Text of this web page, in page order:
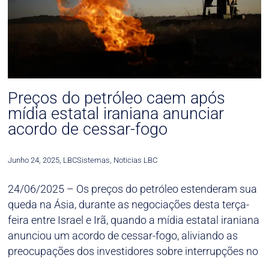
Preços do petróleo caem após
mídia estatal iraniana anunciar
acordo de cessar-fogo
Junho 24, 2025, LBCSistemas, Noticias LBC
24/06/2025 – Os preços do petróleo estenderam sua
queda na Ásia, durante as negociações desta terça-
feira entre Israel e Irã, quando a mídia estatal iraniana
anunciou um acordo de cessar-fogo, aliviando as
preocupações dos investidores sobre interrupções no